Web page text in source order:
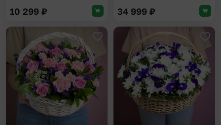
10 299 ₽ 34 999 ₽
Добавить в избранное